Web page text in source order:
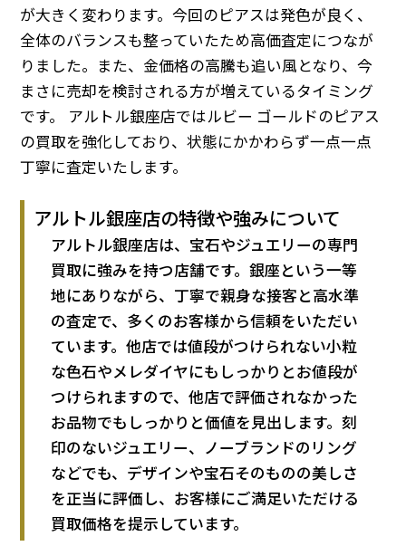
が大きく変わります。今回のピアスは発色が良く、
全体のバランスも整っていたため高価査定につなが
りました。また、金価格の高騰も追い風となり、今
まさに売却を検討される方が増えているタイミング
です。 アルトル銀座店ではルビー ゴールドのピアス
の買取を強化しており、状態にかかわらず一点一点
丁寧に査定いたします。
アルトル銀座店の特徴や強みについて
アルトル銀座店は、宝石やジュエリーの専門
買取に強みを持つ店舗です。銀座という一等
地にありながら、丁寧で親身な接客と高水準
の査定で、多くのお客様から信頼をいただい
ています。他店では値段がつけられない小粒
な色石やメレダイヤにもしっかりとお値段が
つけられますので、他店で評価されなかった
お品物でもしっかりと価値を見出します。刻
印のないジュエリー、ノーブランドのリング
などでも、デザインや宝石そのものの美しさ
を正当に評価し、お客様にご満足いただける
買取価格を提示しています。